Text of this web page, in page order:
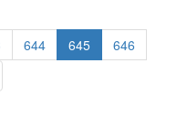
644 645
646